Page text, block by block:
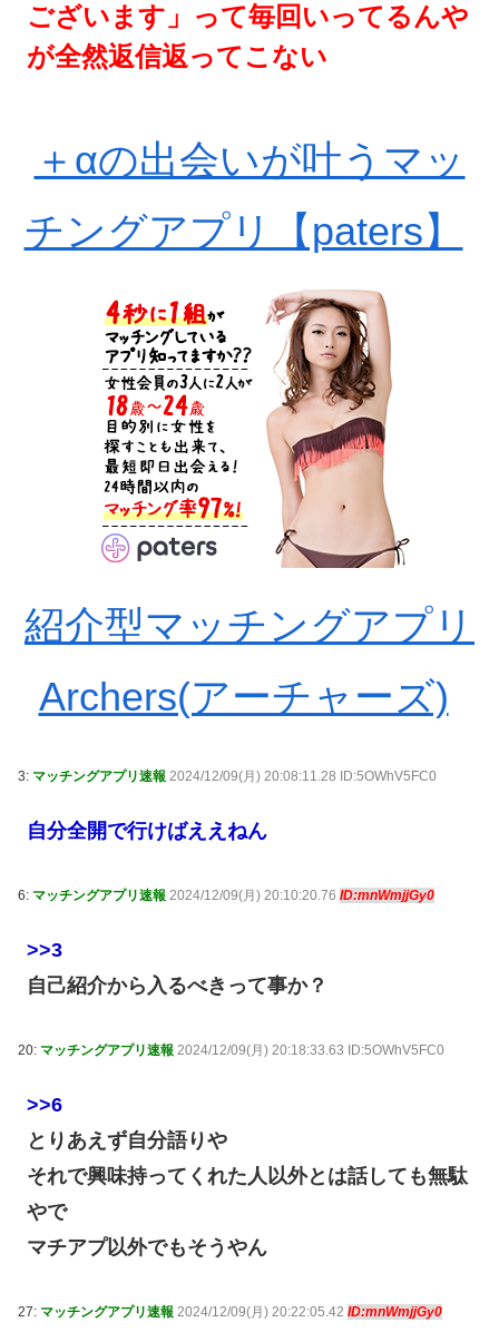
ございます」って毎回いってるんや
が全然返信返ってこない
＋αの出会いが叶うマッ
チングアプリ【paters】
紹介型マッチングアプリ
Archers(アーチャーズ)
3: マッチングアプリ速報 2024/12/09(月) 20:08:11.28 ID:5OWhV5FC0
自分全開で行けばええねん
6: マッチングアプリ速報 2024/12/09(月) 20:10:20.76 ID:mnWmjjGy0
>>3
自己紹介から入るべきって事か？
20: マッチングアプリ速報 2024/12/09(月) 20:18:33.63 ID:5OWhV5FC0
>>6
とりあえず自分語りや
それで興味持ってくれた人以外とは話しても無駄
やで
マチアプ以外でもそうやん
27: マッチングアプリ速報 2024/12/09(月) 20:22:05.42 ID:mnWmjjGy0